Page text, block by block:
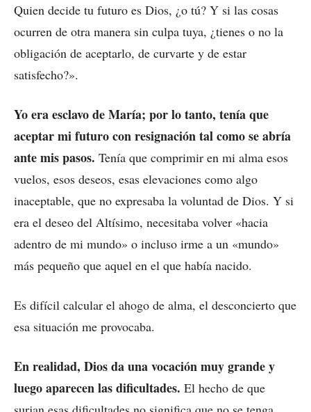
Quien decide tu futuro es Dios, ¿o tú? Y si las cosas
ocurren de otra manera sin culpa tuya, ¿tienes o no la
obligación de aceptarlo, de curvarte y de estar
satisfecho?».
Yo era esclavo de María; por lo tanto, tenía que
aceptar mi futuro con resignación tal como se abría
ante mis pasos. Tenía que comprimir en mi alma esos
vuelos, esos deseos, esas elevaciones como algo
inaceptable, que no expresaba la voluntad de Dios. Y si
era el deseo del Altísimo, necesitaba volver «hacia
adentro de mi mundo» o incluso irme a un «mundo»
más pequeño que aquel en el que había nacido.
Es difícil calcular el ahogo de alma, el desconcierto que
esa situación me provocaba.
En realidad, Dios da una vocación muy grande y
luego aparecen las dificultades. El hecho de que